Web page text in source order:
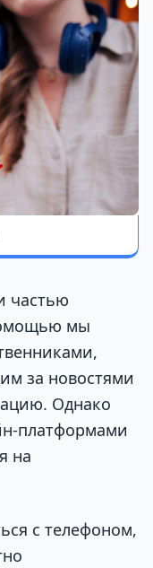
частью
мы
за новостями
Однако
платформами
на
с телефоном,